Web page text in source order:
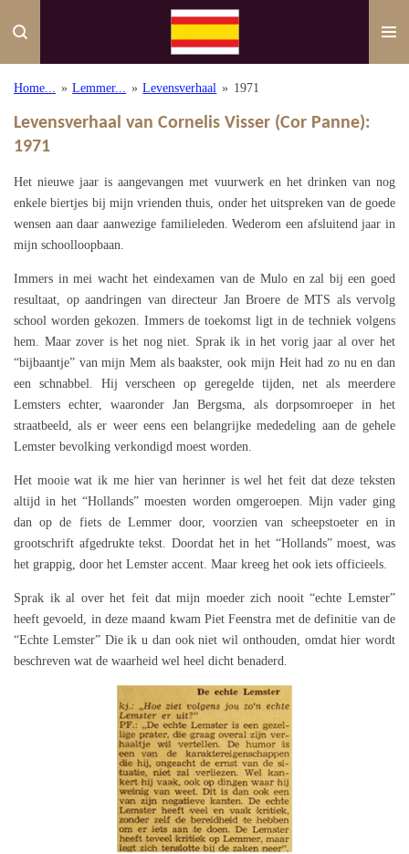
direct
de
Home... » Lemmer... » Levensverhaal » 1971
Levensverhaal van Cornelis Visser (Cor Panne):
1971
Het nieuwe jaar is aangevangen met vuurwerk en het drinken van nog
enkele biertjes bij mijn vrienden thuis, onder het uitspreken van de goede
wensen aan daar aanwezige familieleden. Wederom een afsluitend jaar in
mijn schoolloopbaan.
Immers in mei wacht het eindexamen van de Mulo en zal bij een goed
resultaat, op aandringen van directeur Jan Broere de MTS als vervolg
school worden gekozen. Immers de toekomst ligt in de techniek volgens
hem. Maar zover is het nog niet. Sprak ik in het vorig jaar al over het
“bijbaantje” van mijn Mem als baakster, ook mijn Heit had zo nu en dan
een schnabbel. Hij verscheen op geregelde tijden, net als meerdere
Lemsters echter, waaronder Jan Bergsma, als dorpsomroeper in het
straatbeeld, als er weer eens een belangrijke mededeling aan de gehele
Lemster bevolking verkondigd moest worden.
Het mooie wat ik me hier van herinner is wel het feit dat deze teksten
altijd in het “Hollands” moesten worden omgeroepen. Mijn vader ging
dan op de fiets de Lemmer door, voorzien van scheepstoeter en in
grootschrift afgedrukte tekst. Doordat het in het “Hollands” moest, was
het grappig, door het Lemster accent. Maar kreeg het ook iets officieels.
Sprak ik al over het feit dat mijn moeder zich nooit “echte Lemster”
heeft gevoeld, in deze maand kwam Piet Feenstra met de definitie van de
“Echte Lemster” Die ik u dan ook niet wil onthouden, omdat hier wordt
beschreven wat de waarheid wel heel dicht benaderd.